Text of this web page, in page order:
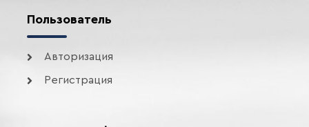
Пользователь
Авторизация
Регистрация